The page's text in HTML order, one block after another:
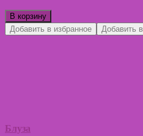
В корзину
Добавить в избранное
Добавить
Блуза